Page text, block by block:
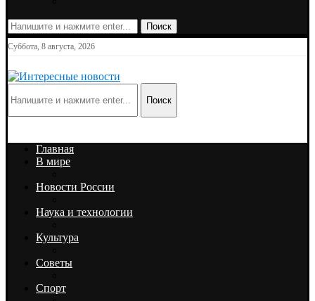
Поиск
Суббота, 8 августа, 2026
Поиск
Главная
В мире
Новости России
Наука и технологии
Культура
Советы
Спорт